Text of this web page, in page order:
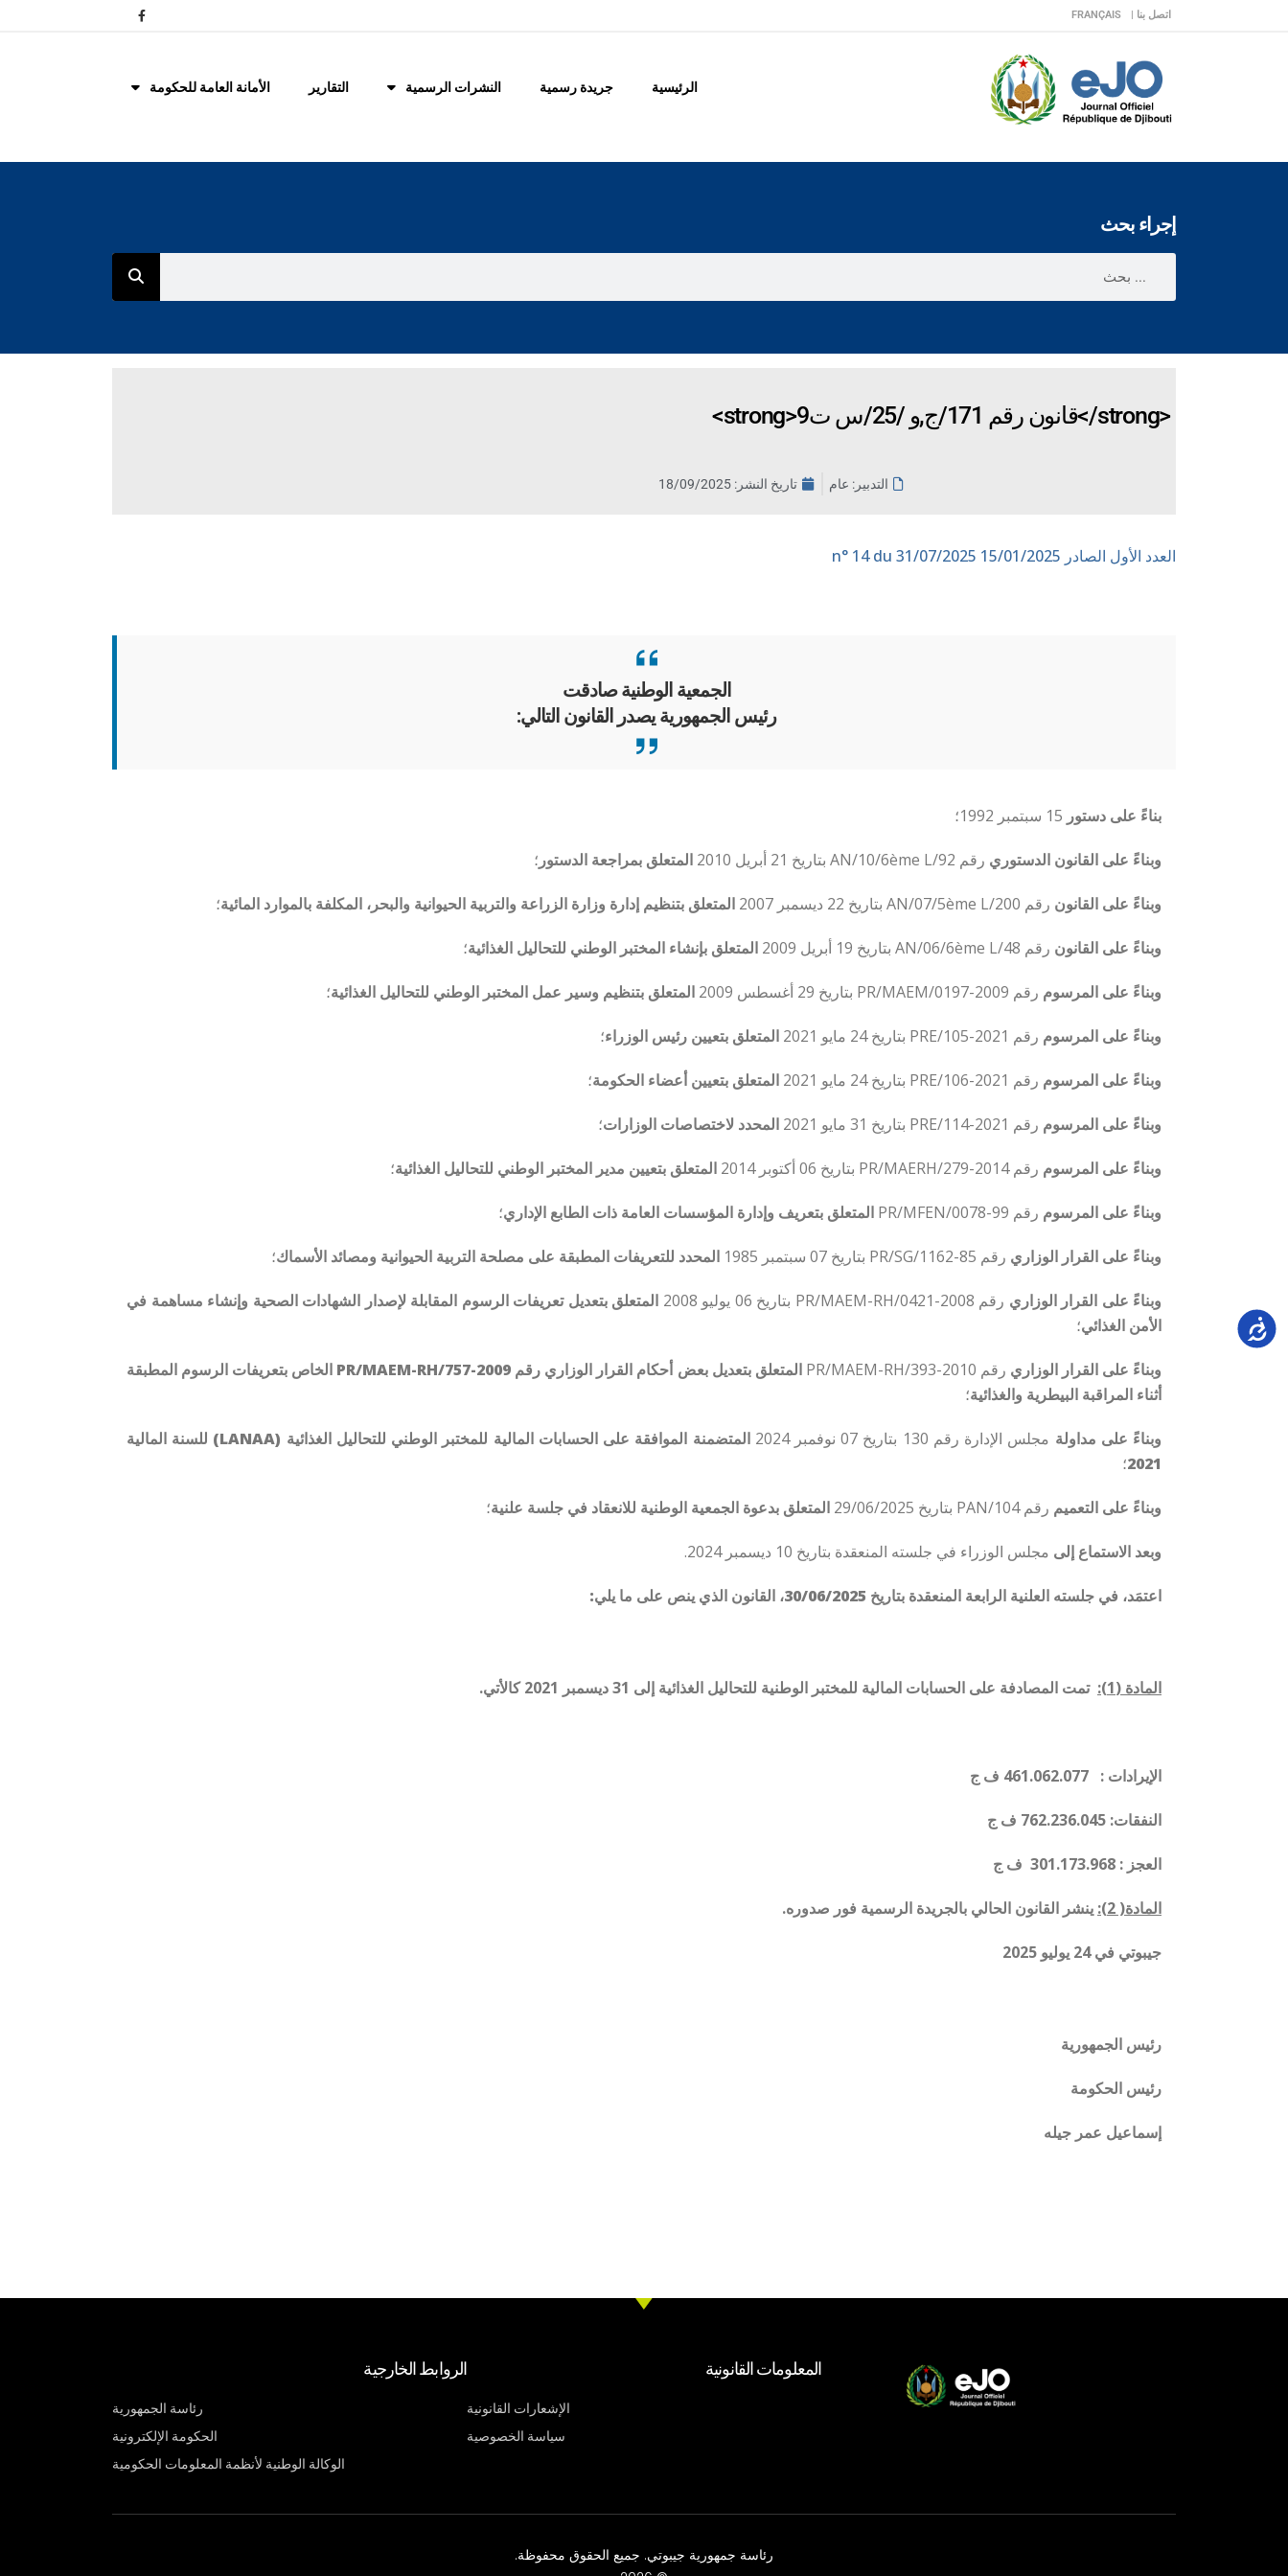
اتصل بنا | FRANÇAIS
الرئيسية جريدة رسمية النشرات الرسمية التقارير الأمانة العامة للحكومة
إجراء بحث
<strong>قانون رقم 171/ج,و /25/س ت9</strong>
التدبير: عام تاريخ النشر: 18/09/2025
العدد الأول الصادر 15/01/2025
الجمعية الوطنية صادقت
رئيس الجمهورية يصدر القانون التالي:
بناءً على دستور
وبناءً على القانون الدستوري رقم 92/AN/10/6ème L بتاريخ 21 أبريل 2010 المتعلق بمراجعة الدستور ؛
وبناءً على القانون رقم 200/AN/07/5ème L بتاريخ 22 ديسمبر 2007 المتعلق بتنظيم إدارة وزارة الزراعة والتربية الحيوانية والبحر، المكلفة بالموارد المائية؛
وبناءً على القانون رقم 48/AN/06/6ème L بتاريخ 19 أبريل 2009 المتعلق بإنشاء المختبر الوطني للتحاليل الغذائية؛
وبناءً على المرسوم رقم 2009-0197/PR/MAEM بتاريخ 29 أغسطس 2009 المتعلق بتنظيم وسير عمل المختبر الوطني للتحاليل الغذائية؛
وبناءً على المرسوم رقم 2021-105/PRE بتاريخ 24 مايو 2021 المتعلق بتعيين رئيس الوزراء؛
وبناءً على المرسوم رقم 2021-106/PRE بتاريخ 24 مايو 2021 المتعلق بتعيين أعضاء الحكومة؛
وبناءً على المرسوم رقم 2021-114/PRE بتاريخ 31 مايو 2021 المحدد لاختصاصات الوزارات؛
وبناءً على المرسوم رقم 2014-279/PR/MAERH بتاريخ 06 أكتوبر 2014 المتعلق بتعيين مدير المختبر الوطني للتحاليل الغذائية؛
وبناءً على المرسوم رقم 99-0078/PR/MFEN المتعلق بتعريف وإدارة المؤسسات العامة ذات الطابع الإداري؛
وبناءً على القرار الوزاري رقم 85-1162/PR/SG بتاريخ 07 سبتمبر 1985 المحدد للتعريفات المطبقة على مصلحة التربية الحيوانية ومصائد الأسماك؛
وبناءً على القرار الوزاري رقم 2008-0421/PR/MAEM-RH بتاريخ 06 يوليو 2008
المتعلق بتعديل تعريفات الرسوم المقابلة لإصدار الشهادات الصحية وإنشاء مساهمة في
الأمن الغذائي؛
وبناءً على القرار الوزاري رقم 2010-393/PR/MAEM-RH
المتعلق بتعديل بعض أحكام القرار الوزاري رقم 2009-757/PR/MAEM-RH الخاص بتعريفات الرسوم المطبقة
أثناء المراقبة البيطرية والغذائية؛
وبناءً على مداولة مجلس الإدارة رقم 130 بتاريخ 07 نوفمبر 2024
المتضمنة الموافقة على الحسابات المالية للمختبر الوطني للتحاليل الغذائية (LANAA) للسنة المالية
2021؛
وبناءً على التعميم رقم 104/PAN بتاريخ 29/06/2025 المتعلق بدعوة الجمعية الوطنية للانعقاد في جلسة علنية؛
وبعد الاستماع إلى مجلس الوزراء في جلسته المنعقدة بتاريخ 10 ديسمبر 2024.
اعتمَد، في جلسته العلنية الرابعة المنعقدة بتاريخ 30/06/2025، القانون الذي ينص على ما يلي:
المادة (1): تمت المصادفة على الحسابات المالية للمختبر الوطنية للتحاليل الغذائية إلى 31 ديسمبر 2021 كالأتي.
الإيرادات : 461.062.077 ف ج
النفقات: 762.236.045 ف ج
العجز : 301.173.968 ف ج
المادة( 2): ينشر القانون الحالي بالجريدة الرسمية فور صدوره.
جيبوتي في 24 يوليو 2025
رئيس الجمهورية
رئيس الحكومة
إسماعيل عمر جيله
المعلومات القانونية
الإشعارات القانونية
سياسة الخصوصية
الروابط الخارجية
رئاسة الجمهورية
الحكومة الإلكترونية
الوكالة الوطنية لأنظمة المعلومات الحكومية
رئاسة جمهورية جيبوتي. جميع الحقوق محفوظة.